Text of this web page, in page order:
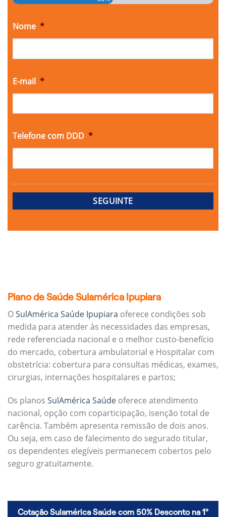
Nome *
E-mail *
Telefone com DDD *
Plano de Saúde Sulamérica Ipupiara
OSulAmérica Saúde Ipupiara oferece condições sob
medida para atender às necessidades das empresas,
rede referenciada nacional e o melhor custo-benefício
do mercado, cobertura ambulatorial e Hospitalar com
obstetrícia: cobertura para consultas médicas, exames,
cirurgias, internações hospitalares e partos;
Os planos SulAmérica Saúde oferece atendimento
nacional, opção com coparticipação, isenção total de
carência. Também apresenta remissão de dois anos.
Ou seja, em caso de falecimento do segurado titular,
os dependentes elegíveis permanecem cobertos pelo
seguro gratuitamente.
Cotação Sulamérica Saúde com 50% Desconto na 1º